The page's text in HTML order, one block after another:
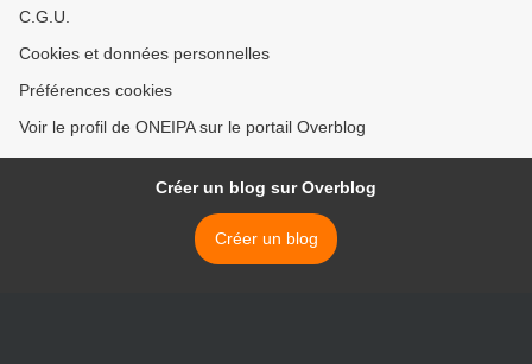
C.G.U.
Cookies et données personnelles
Préférences cookies
Voir le profil de ONEIPA sur le portail Overblog
Créer un blog sur Overblog
Créer un blog